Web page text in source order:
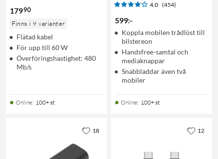
17990
Finns i 9 varianter
Flätad kabel
För upp till 60 W
Överföringshastighet: 480
Mb/s
Online: 100+ st
4.0 (454)
599:-
Koppla mobilen trådlöst till
bilstereon
Handsfree-samtal och
mediaknappar
Snabbladdar även två
mobiler
Online: 100+ st
18 12